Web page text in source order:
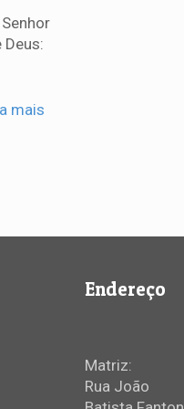
mais
Endereço
Matriz:
Rua João